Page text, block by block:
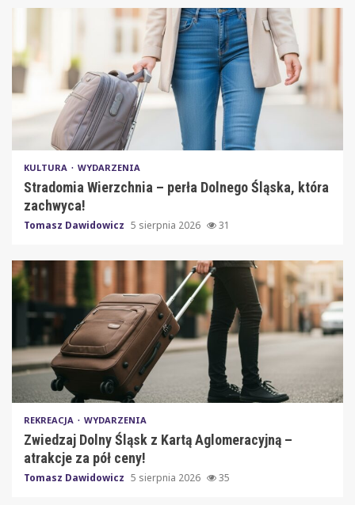
KULTURA WYDARZENIA
Stradomia Wierzchnia – perła Dolnego Śląska, która
zachwyca!
Tomasz Dawidowicz 5 sierpnia 2026 31
REKREACJA WYDARZENIA
Zwiedzaj Dolny Śląsk z Kartą Aglomeracyjną –
atrakcje za pół ceny!
Tomasz Dawidowicz 5 sierpnia 2026 35